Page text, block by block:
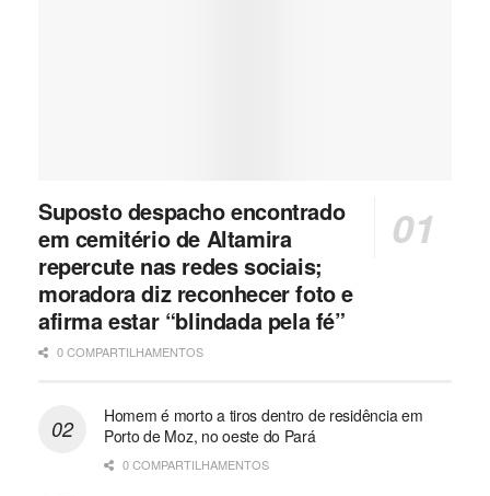
Suposto despacho encontrado
em cemitério de Altamira
repercute nas redes sociais;
moradora diz reconhecer foto e
afirma estar “blindada pela fé”
0 COMPARTILHAMENTOS
Homem é morto a tiros dentro de residência em
Porto de Moz, no oeste do Pará
0 COMPARTILHAMENTOS